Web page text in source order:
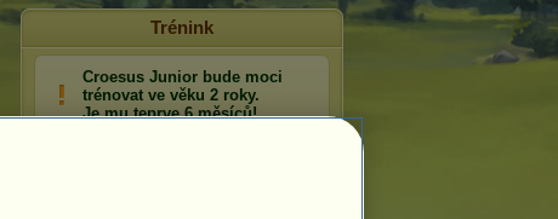
Trénink
Croesus Junior bude moci
trénovat ve věku 2 roky.
Je mu teprve 6 měsíců!